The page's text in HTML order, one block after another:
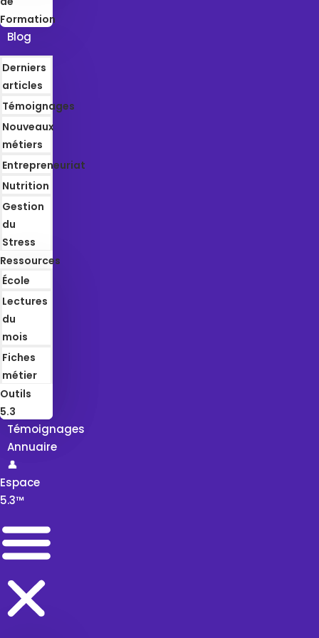
Formation
Blog
Derniers
articles
Témoignages
Nouveaux
métiers
Entrepreneuriat
Nutrition
Gestion
du
Stress
Ressources
École
Lectures
du
mois
Fiches
métier
Outils
5.3
Témoignages
Annuaire
👤
Espace
5.3™